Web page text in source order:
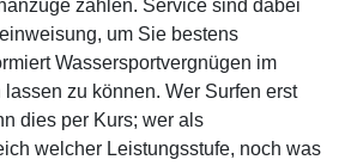
zählen. Service sind dabei
um Sie bestens
Wassersportvergnügen im
zu können. Wer Surfen erst
dies per Kurs; wer als
welcher Leistungsstufe, noch was